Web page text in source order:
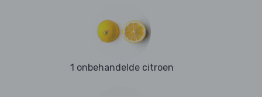
1 onbehandelde citroen